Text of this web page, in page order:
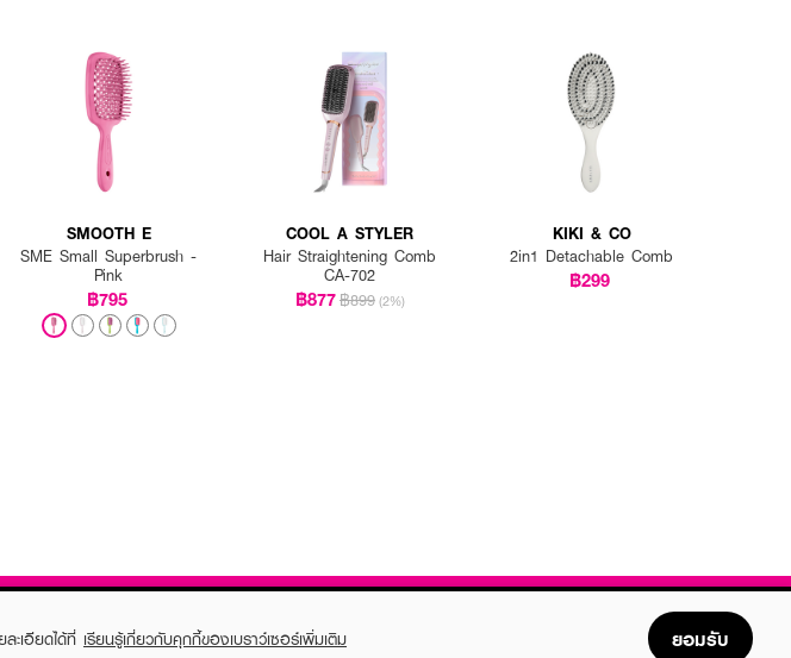
SMOOTH E
SME Small Superbrush -
Pink
฿795
COOL A STYLER
Hair Straightening Comb
CA-702
฿877฿899 (2%)
KIKI & CO
2in1 Detachable Comb
฿299
ะเอียดได้ที่ เรียนรู้เกี่ยวกับคุกกี้ของเบราว์เซอร์เพิ่มเติม ยอมรับ